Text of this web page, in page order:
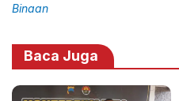
Binaan
Baca Juga